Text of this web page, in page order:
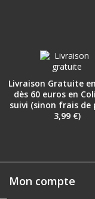
Livraison Gratuite
dès 60 euros en
suivi (sinon frais de
3,99 €)
Mon compte